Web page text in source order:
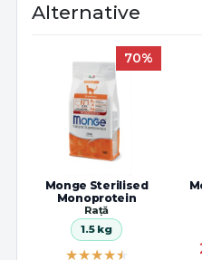
Alternative
70%
Monge Sterilised
Monoprotein
Rață
1.5 kg